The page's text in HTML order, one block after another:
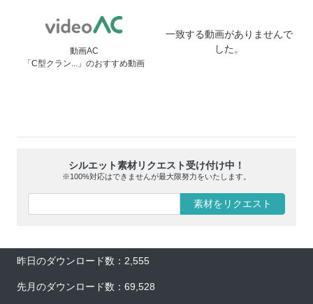
動画AC
「C型クラン...」のおすすめ動画
一致する動画がありませんで
した。
シルエット素材リクエスト受け付け中！
※100%対応はできませんが最大限努力をいたします。
素材をリクエスト
昨日のダウンロード数：2,555
先月のダウンロード数：69,528